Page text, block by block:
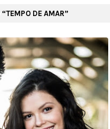
TEMPO DE AMAR